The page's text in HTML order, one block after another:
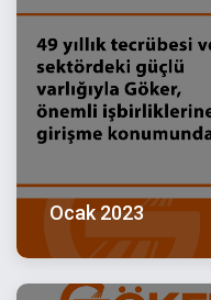
Ocak 2023